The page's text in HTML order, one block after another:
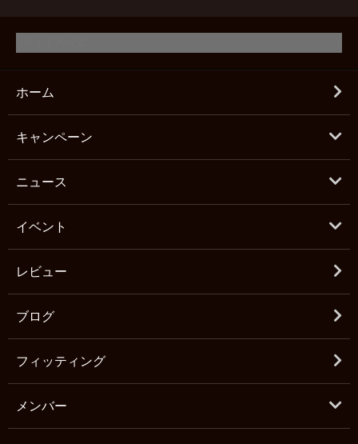
ホーム
キャンペーン
ニュース
イベント
レビュー
ブログ
フィッティング
メンバー